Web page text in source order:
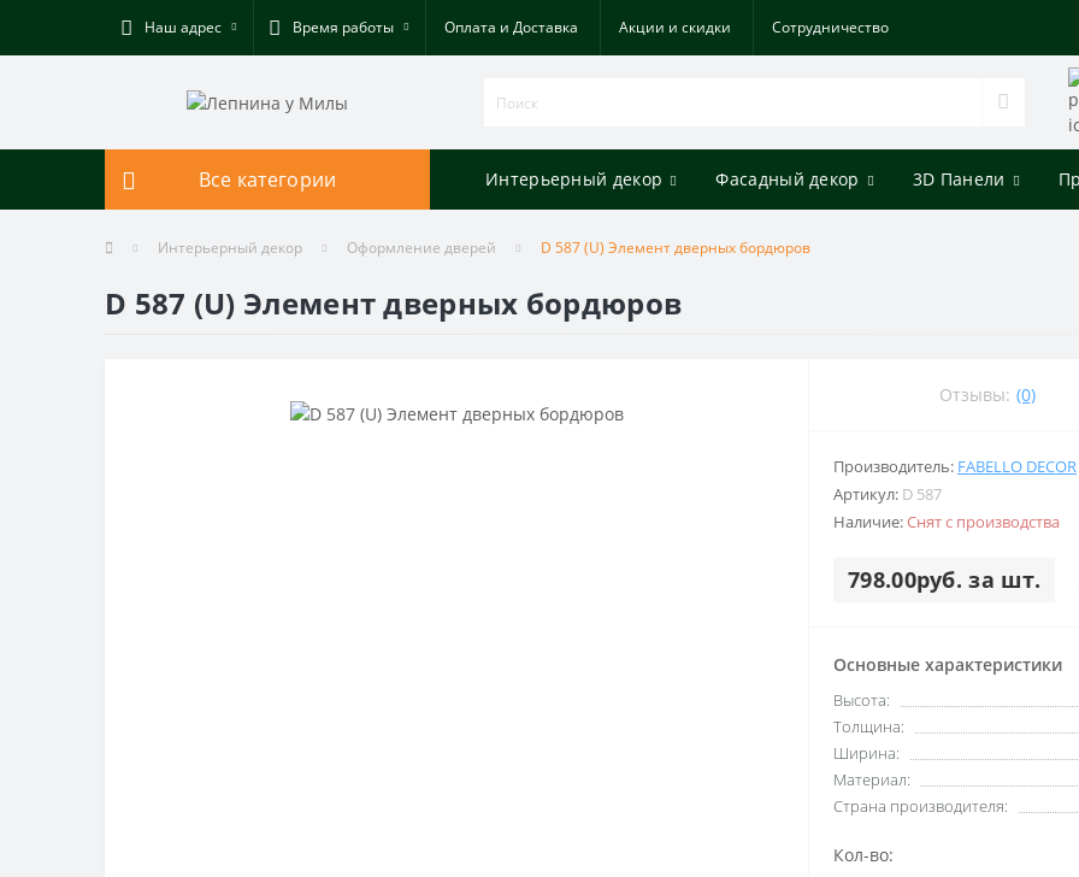
Наш адрес Время работы Оплата и Доставка Акции и скидки Cотрудничество
Все категории Интерьерный декор Фасадный декор 3D Панели
Интерьерный декор Оформление дверей D 587 (U) Элемент дверных бордюров
D 587 (U) Элемент дверных бордюров
Отзывы: (0)
Производитель: FABELLO DECOR
Артикул: D 587
Наличие:Снят с производства
798.00руб. за шт.
Основные характеристики
Высота:
Толщина:
Ширина:
Материал:
Страна производителя:
Кол-во: